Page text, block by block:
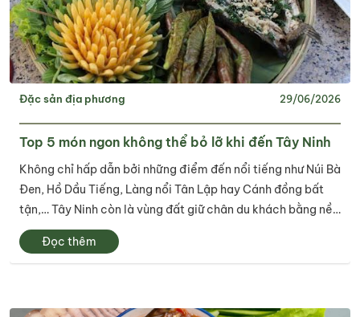
Đặc sản địa phương 29/06/2026
Top 5 món ngon không thể bỏ lỡ khi đến Tây Ninh
Không chỉ hấp dẫn bởi những điểm đến nổi tiếng như Núi Bà
Đen, Hồ Dầu Tiếng, Làng nổi Tân Lập hay Cánh đồng bất
tận,… Tây Ninh còn là vùng đất giữ chân du khách bằng nền
ẩm thực đa dạng và đậm đà bản sắc. Từ những món ăn dân
dã gắn với đời sống...
Đọc thêm